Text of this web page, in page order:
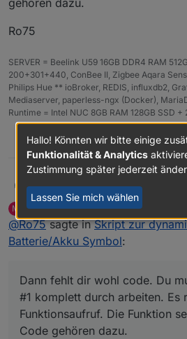
blin
bolt
Col
orS
che
me
str
ing
'd
ef
au
lt
'
(siehe
righ
tBa
ckg
rou
nd
str
ing
'd
ef
au
lt
'
Bereichs
HEX
RGB
DOKUMENTATION:
(colorScheme)
'de
fau
lt'
Standardverlauf
: grün → gelb
→ rot
Ro75
SERVER = Beelink U59 16GB DDR4 RAM
200+301+440, ConBee II, Zigbee Aqara
Philips Hue ** ioBroker, REDIS, influxdb2,
Mediaserver, paperless-ngx (Docker),
Runtime = Intel NUC 8GB RAM 128GB SSD
Ro75Dann fehlt dir wohl code. Du
komplett durch arbeiten. Es
Funktionsaufruf. Die Funktion
gehören dazu.
Ro75
M
Offline
michihornschrieb am17. Dez. 2025,
@Ro75sagte inSkript zur
Batterie/Akku Symbol:
Dann fehlt dir wohl code. Du
#1 komplett durch arbeiten. Es
Funktionsaufruf. Die Funktion
Code gehören dazu.
Hallo! Könnten wir bitte einige
Funktionalität & Analytics
Zustimmung später jederzeit
Lassen Sie mich wählen